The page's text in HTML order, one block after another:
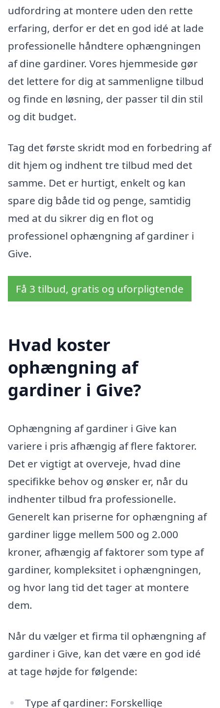
udfordring at montere uden den rette
erfaring, derfor er det en god idé at lade
professionelle håndtere ophængningen
af dine gardiner. Vores hjemmeside gør
det lettere for dig at sammenligne tilbud
og finde en løsning, der passer til din stil
og dit budget.
Tag det første skridt mod en forbedring af
dit hjem og indhent tre tilbud med det
samme. Det er hurtigt, enkelt og kan
spare dig både tid og penge, samtidig
med at du sikrer dig en flot og
professionel ophængning af gardiner i
Give.
Få 3 tilbud, gratis og uforpligtende
Hvad koster
ophængning af
gardiner i Give?
Ophængning af gardiner i Give kan
variere i pris afhængig af flere faktorer.
Det er vigtigt at overveje, hvad dine
specifikke behov og ønsker er, når du
indhenter tilbud fra professionelle.
Generelt kan priserne for ophængning af
gardiner ligge mellem 500 og 2.000
kroner, afhængig af faktorer som type af
gardiner, kompleksitet i ophængningen,
og hvor lang tid det tager at montere
dem.
Når du vælger et firma til ophængning af
gardiner i Give, kan det være en god idé
at tage højde for følgende:
Type af gardiner: Forskellige